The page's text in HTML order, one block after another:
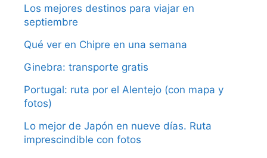
Los mejores destinos para viajar en
septiembre
Qué ver en Chipre en una semana
Ginebra: transporte gratis
Portugal: ruta por el Alentejo (con mapa y
fotos)
Lo mejor de Japón en nueve días. Ruta
imprescindible con fotos